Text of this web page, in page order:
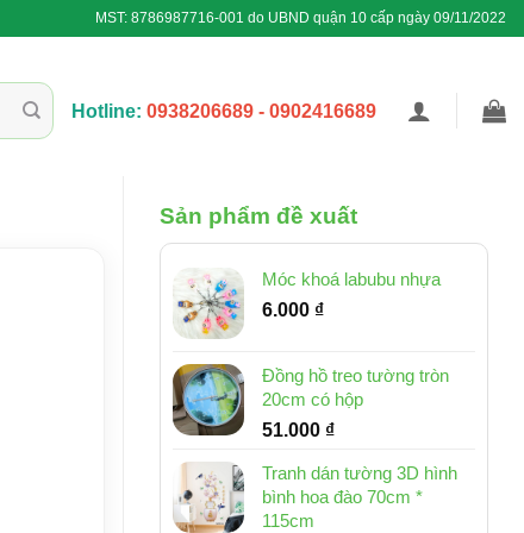
MST: 8786987716-001 do UBND quận 10 cấp ngày 09/11/2022
Hotline: 0938206689 - 0902416689
Sản phẩm đề xuất
Móc khoá labubu nhựa
6.000 ₫
Đồng hồ treo tường tròn
20cm có hộp
51.000 ₫
Tranh dán tường 3D hình
bình hoa đào 70cm *
115cm